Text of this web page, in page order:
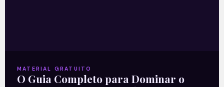
Leia mais
MATERIAL GRATUITO
O Guia Completo para Dominar o